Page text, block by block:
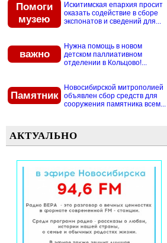
Помоги
музею
Искитимская епархия просит
оказать содействие в сборе
экспонатов и сведений для...
важно
Нужна помощь в новом
детском паллиативном
отделении в Кольцово!...
Памятник
Новосибирской митрополией
объявлен сбор средств для
сооружения памятника всем...
АКТУАЛЬНО